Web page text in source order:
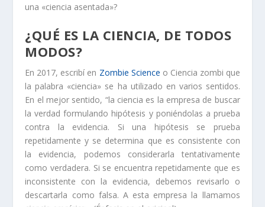
una «ciencia asentada»?
¿QUÉ ES LA CIENCIA, DE TODOS
MODOS?
En 2017, escribí en Zombie Science o Ciencia zombi que
la palabra «ciencia» se ha utilizado en varios sentidos.
En el mejor sentido, “la ciencia es la empresa de buscar
la verdad formulando hipótesis y poniéndolas a prueba
contra la evidencia. Si una hipótesis se prueba
repetidamente y se determina que es consistente con
la evidencia, podemos considerarla tentativamente
como verdadera. Si se encuentra repetidamente que es
inconsistente con la evidencia, debemos revisarlo o
descartarla como falsa. A esta empresa la llamamos